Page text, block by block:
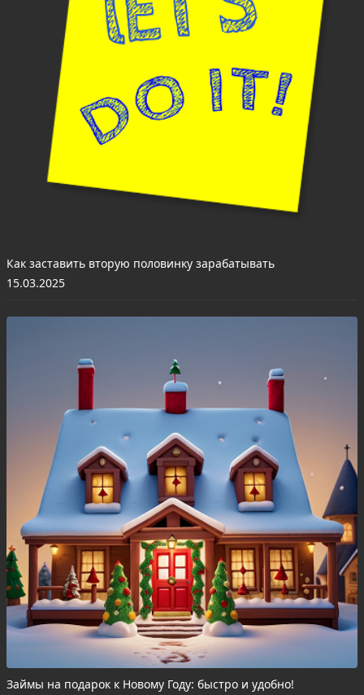
Как заставить вторую половинку зарабатывать
15.03.2025
Займы на подарок к Новому Году: быстро и удобно!